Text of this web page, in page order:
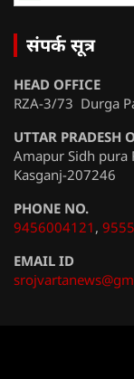
संपर्क सूत्र
HEAD OFFICE
RZA-3/73 Durga
UTTAR PRADESH
Amapur Sidh pura
Kasganj-207246
PHONE NO.
9456004121 ,
EMAIL ID